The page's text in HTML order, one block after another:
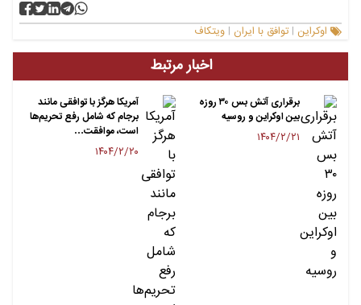
اوکراین | توافق با ایران | ویتکاف
اخبار مرتبط
برقراری آتش بس ۳۰ روزه
بین اوکراین و روسیه
۱۴۰۴/۲/۲۱
آمریکا هرگز با توافقی مانند
برجام که شامل رفع‌ تحریم‌ها
است، موافقت…
۱۴۰۴/۲/۲۰